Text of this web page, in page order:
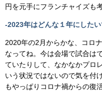
円を元手にフランチャイズも
-2023年はどんな１年にしたい
2020年の2月からかな、コロ
なってね。今は会場で試合は
ていたりして、なかなかプロ
いう状況ではないので気を付
もやっぱりコロナ禍からの復